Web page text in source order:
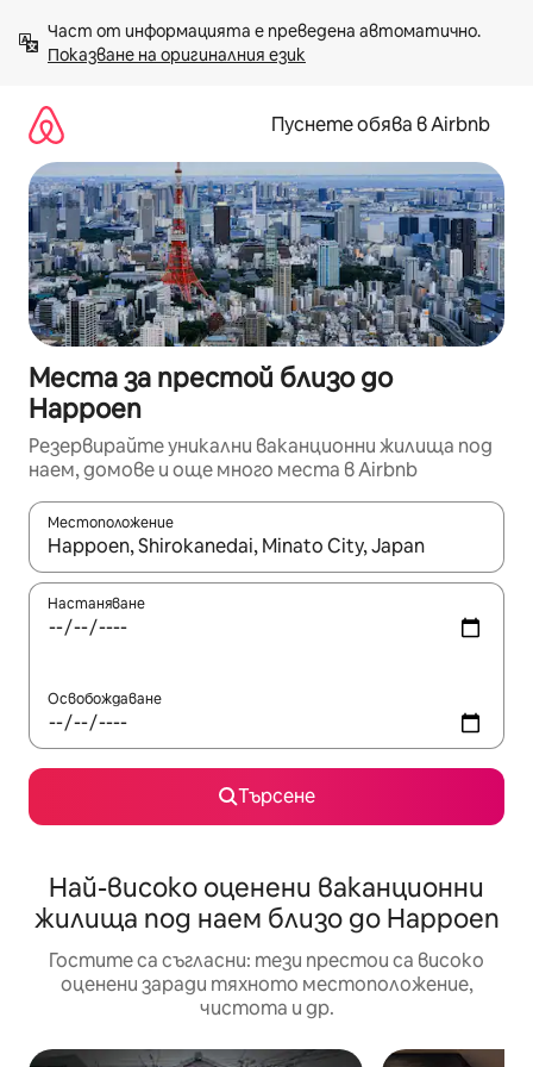
към
съдържанието
Показване на оригиналния език
Пуснете обява в Airbnb
Места за престой близо до
Happoen
Резервирайте уникални ваканционни жилища под
наем, домове и още много места в Airbnb
Местоположение
Когато резултатите се покажат, използвайте
Настаняване
Освобождаване
Търсене
Най-високо оценени ваканционни
жилища под наем близо до Happoen
Гостите са съгласни: тези престои са високо
оценени заради тяхното местоположение,
чистота и др.